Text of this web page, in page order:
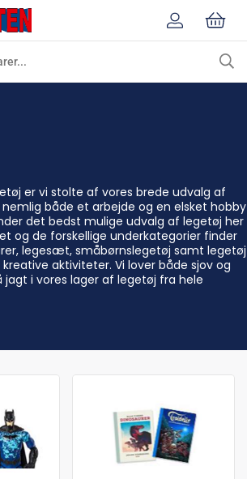
er vi stolte af vores brede udvalg af
både et arbejde og en elsket hobby
det bedst mulige udvalg af legetøj her
og de forskellige underkategorier finder
legesæt, småbørnslegetøj samt legetøj
aktiviteter. Vi lover både sjov og
i vores lager af legetøj fra hele